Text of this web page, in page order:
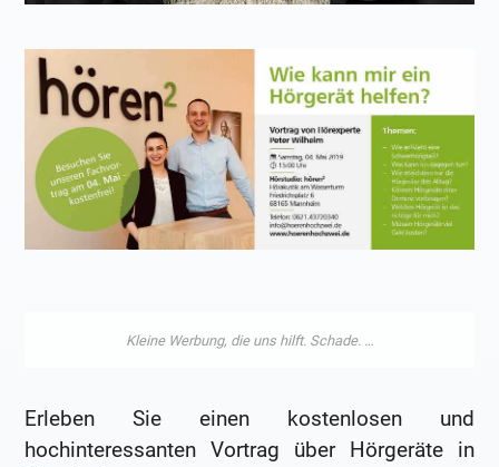
Erleben Sie einen kostenlosen und
hochinteressanten Vortrag über Hörgeräte in